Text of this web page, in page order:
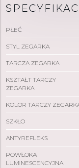
PŁEĆ
STYL ZEGARKA
TARCZA ZEGARKA
KSZTAŁT TARCZY
ZEGARKA
KOLOR TARCZY
SZKŁO
ANTYREFLEKS
POWŁOKA
LUMINESCENCYJNA